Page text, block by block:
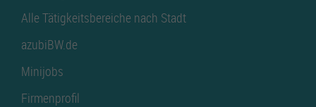
Alle Tätigkeitsbereiche nach Stadt
azubiBW.de
Minijobs
Firmenprofil